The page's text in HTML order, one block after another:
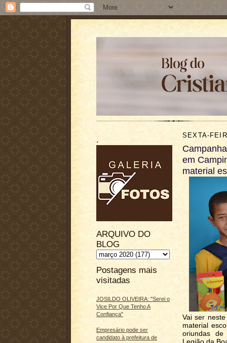
.
ARQUIVO DO
BLOG
Postagens mais
visitadas
JOSILDO OLIVEIRA: "Serei o
Vice Por Que Tenho A
Confiança"
Empresário pode ser
candidato à prefeitura de
SEXTA-
em
material
Vai ser
material
oriundas de